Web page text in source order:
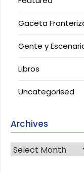
Gaceta
Gente y
Libros
Uncategorised
Archives